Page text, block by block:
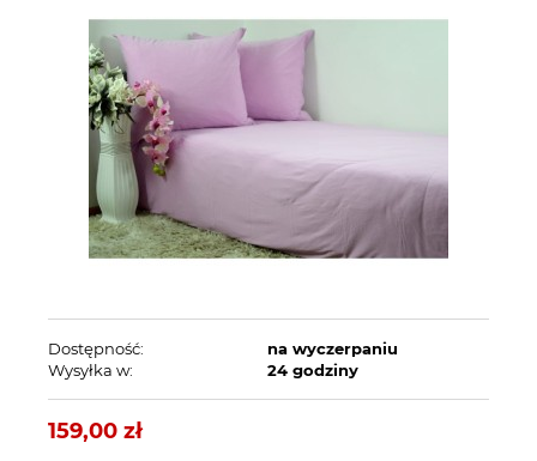
Dostępność:
na wyczerpaniu
Wysyłka w:
24 godziny
159,00 zł